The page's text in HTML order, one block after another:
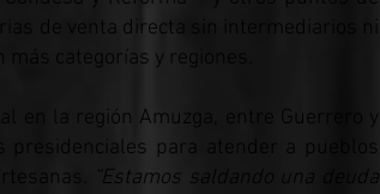
de venta directa sin intermediarios ni
categorías y regiones.
en la región Amuzga, entre Guerrero y
presidenciales para atender a pueblos
“Estamos saldando una deuda